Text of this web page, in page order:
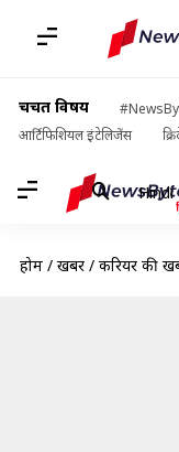
चर्चित विषय
आर्टिफिशियल इंटेलिजेंस
Hindi
होम / खबरें / करियर की